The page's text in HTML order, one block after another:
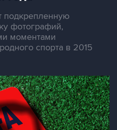
подкрепленную
фотографий,
моментами
спорта в 2015